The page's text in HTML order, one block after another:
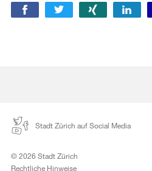
Stadt Zürich auf Social Media
© 2026 Stadt Zürich
Rechtliche Hinweise